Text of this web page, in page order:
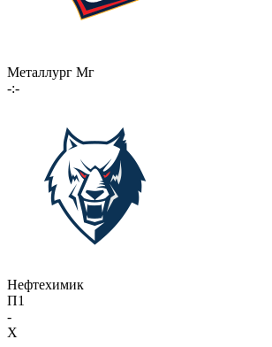
Металлург Мг
-:-
Нефтехимик
П1
-
X